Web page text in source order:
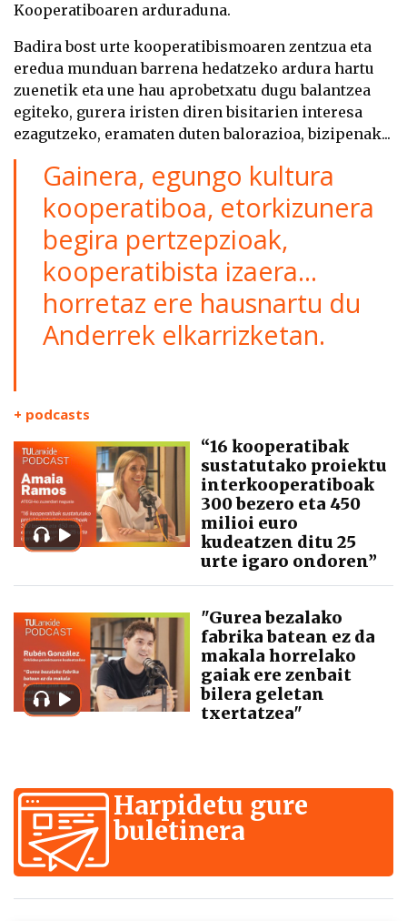
Kooperatiboaren arduraduna.
Badira bost urte kooperatibismoaren zentzua eta
eredua munduan barrena hedatzeko ardura hartu
zuenetik eta une hau aprobetxatu dugu balantzea
egiteko, gurera iristen diren bisitarien interesa
ezagutzeko, eramaten duten balorazioa, bizipenak...
Gainera, egungo kultura
kooperatiboa, etorkizunera
begira pertzepzioak,
kooperatibista izaera...
horretaz ere hausnartu du
Anderrek elkarrizketan.
+ podcasts
“16 kooperatibak
sustatutako proiektu
interkooperatiboak
300 bezero eta 450
milioi euro
kudeatzen ditu 25
urte igaro ondoren”
"Gurea bezalako
fabrika batean ez da
makala horrelako
gaiak ere zenbait
bilera geletan
txertatzea"
Harpidetu gure
buletinera